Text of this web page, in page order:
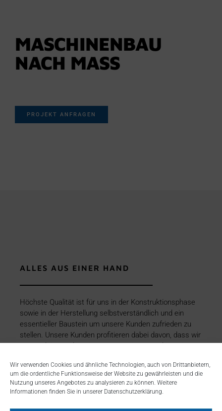
Wir verwenden Cookies und ähnliche Technologien, auch von Drittanbietern,
um die ordentliche Funktionsweise der Website zu gewährleisten und die
Nutzung unseres Angebotes zu analysieren zu können. Weitere
Informationen finden Sie in unserer Datenschutzerklärung.
MASCHINENBAU
NACH MASS
PROJEKT ANFRAGEN
ALLES AUS EINER HAND
Höchste Qualität ist für uns in der Konstruktionsphase
sowie in der Herstellung selbstverständlich und ein
essentieller Baustein um unsere Kunden zufrieden zu
stellen. Unsere Kunden profitieren dabei davon, dass wir
ebenso eine Grundvoraussetzung wie der ständige
Kundenkontakt.